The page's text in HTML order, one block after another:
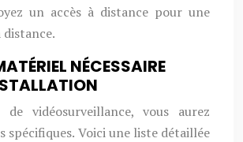
un accès à distance pour une
distance.
NÉCESSAIRE
vidéosurveillance, vous aurez
spécifiques. Voici une liste détaillée